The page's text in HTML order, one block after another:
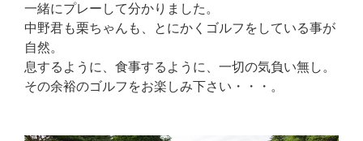
一緒にプレーして分かりました。
中野君も栗ちゃんも、とにかくゴルフをしている事が
自然。
息するように、食事するように、一切の気負い無し。
その余裕のゴルフをお楽しみ下さい・・・。